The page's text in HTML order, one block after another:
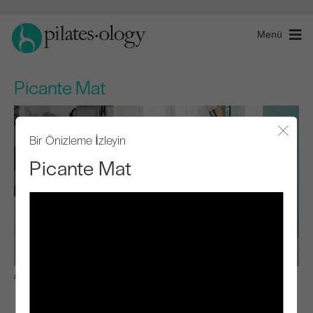
Menü
Picante Mat
Bir Önizleme İzleyin
Picante Mat